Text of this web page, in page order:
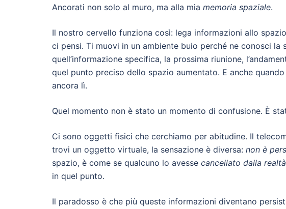
Ancorati non solo al muro, ma alla mia memoria spaziale.
Il nostro cervello funziona così: lega informazioni allo
ci pensi. Ti muovi in un ambiente buio perché ne conosci
quell’informazione specifica, la prossima riunione,
quel punto preciso dello spazio aumentato. E anche
ancora lì.
Quel momento non è stato un momento di confusione. È
Ci sono oggetti fisici che cerchiamo per abitudine. Il
trovi un oggetto virtuale, la sensazione è diversa: non è
spazio, è come se qualcuno lo avesse cancellato dalla realtà
in quel punto.
Il paradosso è che più queste informazioni diventano